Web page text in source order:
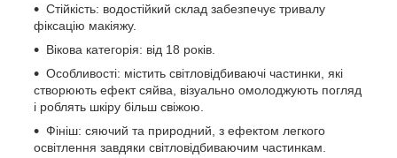
Стійкість: водостійкий склад забезпечує тривалу
фіксацію макіяжу.
Вікова категорія: від 18 років.
Особливості: містить світловідбиваючі частинки, які
створюють ефект сяйва, візуально омолоджують погляд
і роблять шкіру більш свіжою.
Фініш: сяючий та природний, з ефектом легкого
освітлення завдяки світловідбиваючим частинкам.